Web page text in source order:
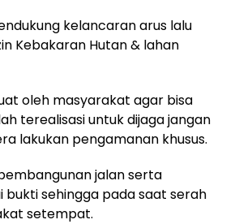
kelancaran arus lalu
Kebakaran Hutan & lahan
oleh masyarakat agar bisa
terealisasi untuk dijaga jangan
lakukan pengamanan khusus.
jalan serta
bukti sehingga pada saat serah
setempat.